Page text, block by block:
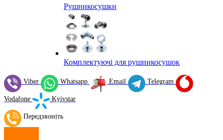
Рушникосушки
Комплектуючі для рушникосушок
Viber Whatsapp Email Telegram
Vodafone Kyivstar
Передзвоніть